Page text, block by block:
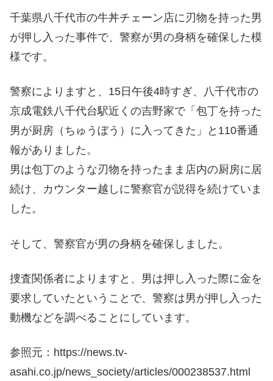
千葉県八千代市の牛丼チェーン店に刃物を持った男
が押し入った事件で、警察が男の身柄を確保した模
様です。
警察によりますと、15日午後4時すぎ、八千代市の
京成電鉄八千代台駅近くの吉野家で「包丁を持った
男が厨房（ちゅうぼう）に入ってきた」と110番通
報がありました。
男は包丁のような刃物を持ったまま店内の厨房に居
続け、カウンター越しに警察官が説得を続けていま
した。
そして、警察官が男の身柄を確保しました。
捜査関係者によりますと、男は押し入った際に金を
要求していたということで、警察は男が押し入った
動機などを調べることにしています。
参照元：https://news.tv-
asahi.co.jp/news_society/articles/000238537.html